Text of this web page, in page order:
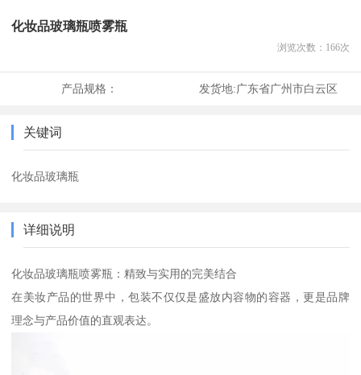
化妆品玻璃瓶喷雾瓶
浏览次数： 166次
产品规格： 发货地:广东省广州市白云区
关键词
化妆品玻璃瓶
详细说明
化妆品玻璃瓶喷雾瓶：精致与实用的完美结合
在美妆产品的世界中，包装不仅仅是盛放内容物的容器，更是品牌
理念与产品价值的直观表达。